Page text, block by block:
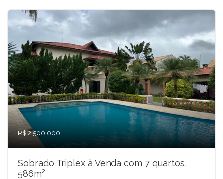
R$ 2.500.000
Sobrado Triplex à Venda com 7 quartos,
586m²